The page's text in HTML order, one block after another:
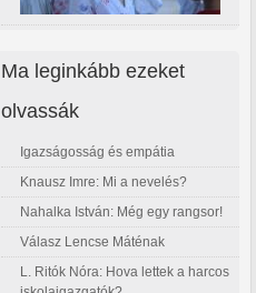
Ma leginkább ezeket
olvassák
Igazságosság és empátia
Knausz Imre: Mi a nevelés?
Nahalka István: Még egy rangsor!
Válasz Lencse Máténak
L. Ritók Nóra: Hova lettek a harcos